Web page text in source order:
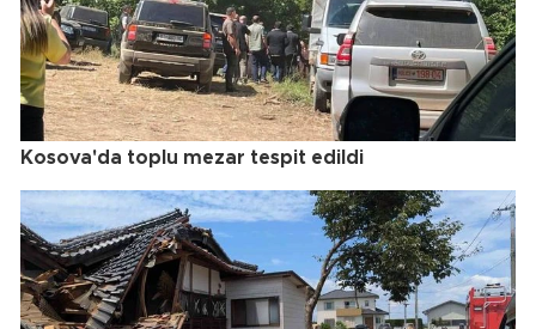
Kosova'da toplu mezar tespit edildi